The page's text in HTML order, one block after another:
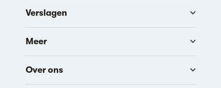
Verslagen
Meer
Over ons